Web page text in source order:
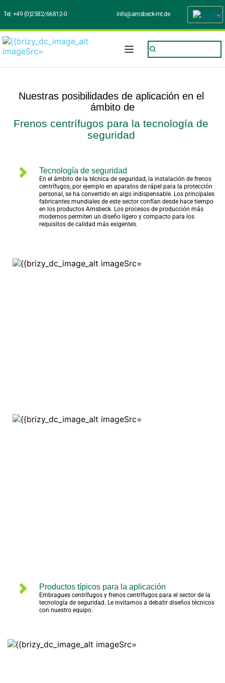
Tel: +49 (0)2582/66812-0 info@amsbeck-mt.de
Nuestras posibilidades de aplicación en el
ámbito de
Frenos centrífugos para la tecnología de
seguridad
Tecnología de seguridad
En el ámbito de la técnica de seguridad, la instalación de frenos
centrífugos, por ejemplo en aparatos de rápel para la protección
personal, se ha convertido en algo indispensable. Los principales
fabricantes mundiales de este sector confían desde hace tiempo
en los productos Amsbeck. Los procesos de producción más
modernos permiten un diseño ligero y compacto para los
requisitos de calidad más exigentes.
Productos típicos para la aplicación
Embragues centrífugos y frenos centrífugos para el sector de la
tecnología de seguridad. Le invitamos a debatir diseños técnicos
con nuestro equipo.